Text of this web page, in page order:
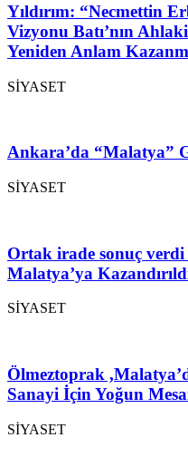
Yıldırım: “Necmettin
Vizyonu Batı’nın
Yeniden Anlam
SİYASET
Ankara’da “Malatya”
SİYASET
Ortak irade sonuç
Malatya’ya
SİYASET
Ölmeztoprak
Sanayi İçin Yoğun
SİYASET